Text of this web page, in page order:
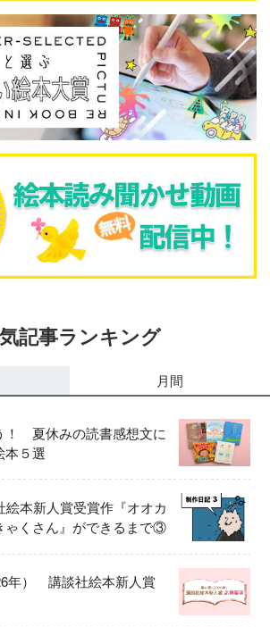
記事ランキング
月間
！ 夏休みの読書感想文に
本５選
絵本新人賞受賞作『オオカ
ゃくさん』ができるまで③
年） 講談社絵本新人賞